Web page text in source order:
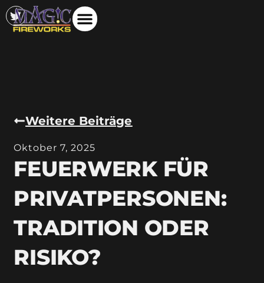
Weitere Beiträge
Oktober 7, 2025
FEUERWERK FÜR
PRIVATPERSONEN:
TRADITION ODER
RISIKO?